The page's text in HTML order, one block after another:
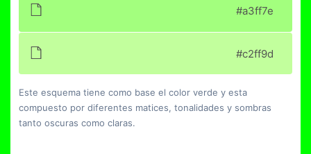
#a3ff7e
#c2ff9d
Este esquema tiene como base el color verde y esta
compuesto por diferentes matices, tonalidades y sombras
tanto oscuras como claras.